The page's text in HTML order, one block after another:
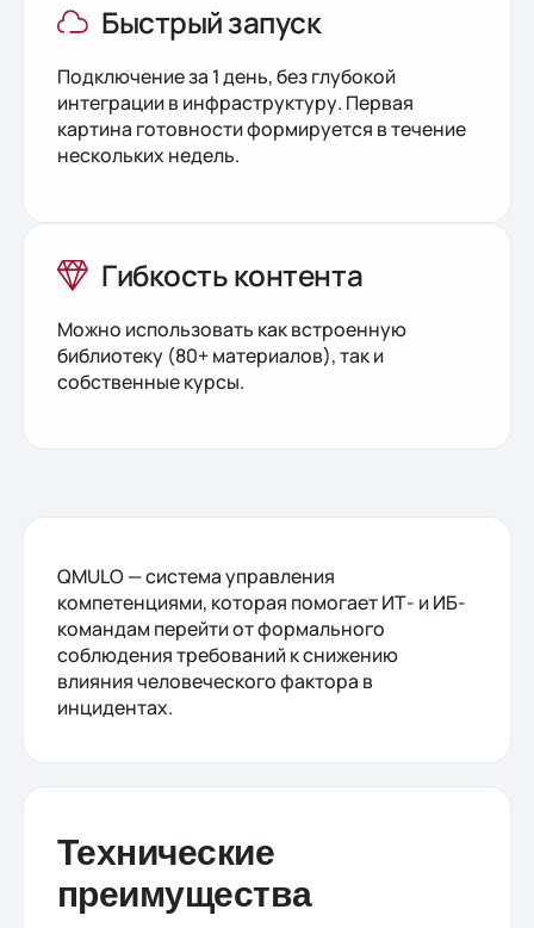
Быстрый запуск
Подключение за 1 день, без глубокой
интеграции в инфраструктуру. Первая
картина готовности формируется в течение
нескольких недель.
Гибкость контента
Можно использовать как встроенную
библиотеку (80+ материалов), так и
собственные курсы.
QMULO — система управления
компетенциями, которая помогает ИТ- и ИБ-
командам перейти от формального
соблюдения требований к снижению
влияния человеческого фактора в
инцидентах.
Технические
преимущества